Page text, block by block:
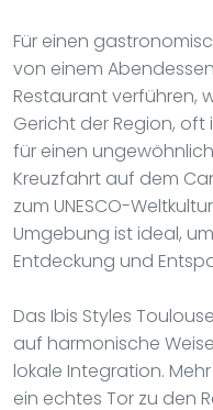
Für einen
von einem
Restaurant verführen,
Gericht der Region, oft
für einen
Kreuzfahrt auf dem
zum UNESCO-
Umgebung ist ideal,
Entdeckung und
Das Ibis Styles
auf harmonische
lokale Integration.
ein echtes Tor zu den